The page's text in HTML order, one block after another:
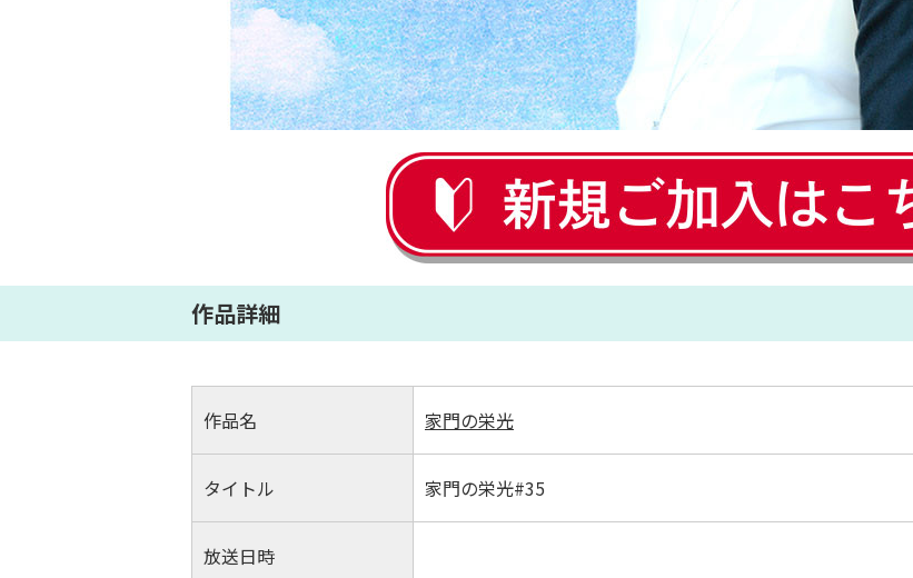
作品詳細
作品名 家門の栄光
タイトル 家門の栄光#35
放送日時